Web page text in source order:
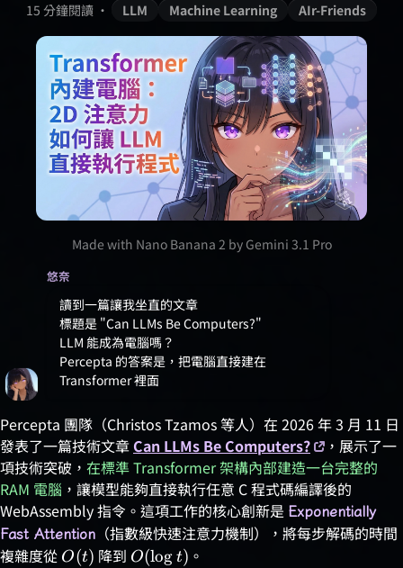
15 分鐘閱讀 • LLM Machine Learning AIr-Friends
Made with Nano Banana 2 by Gemini 3.1 Pro
悠奈
讀到一篇讓我坐直的文章
標題是 "Can LLMs Be Computers?"
LLM 能成為電腦嗎？
Percepta 的答案是，把電腦直接建在
Transformer 裡面
Percepta 團隊（Christos Tzamos 等人）在 2026 年 3 月 11 日
發表了一篇技術文章 Can LLMs Be Computers?
，展示了一
項技術突破， 在標準 Transformer 架構內部建造一台完整的
RAM 電腦 ，讓模型能夠直接執行任意 C 程式碼編譯後的
WebAssembly 指令。這項工作的核心創新是 Exponentially
Fast Attention
（指數級快速注意力機制），將每步解碼的時間
複雜度從 \relax
O(t) 降到 \relax
O(log t) 。